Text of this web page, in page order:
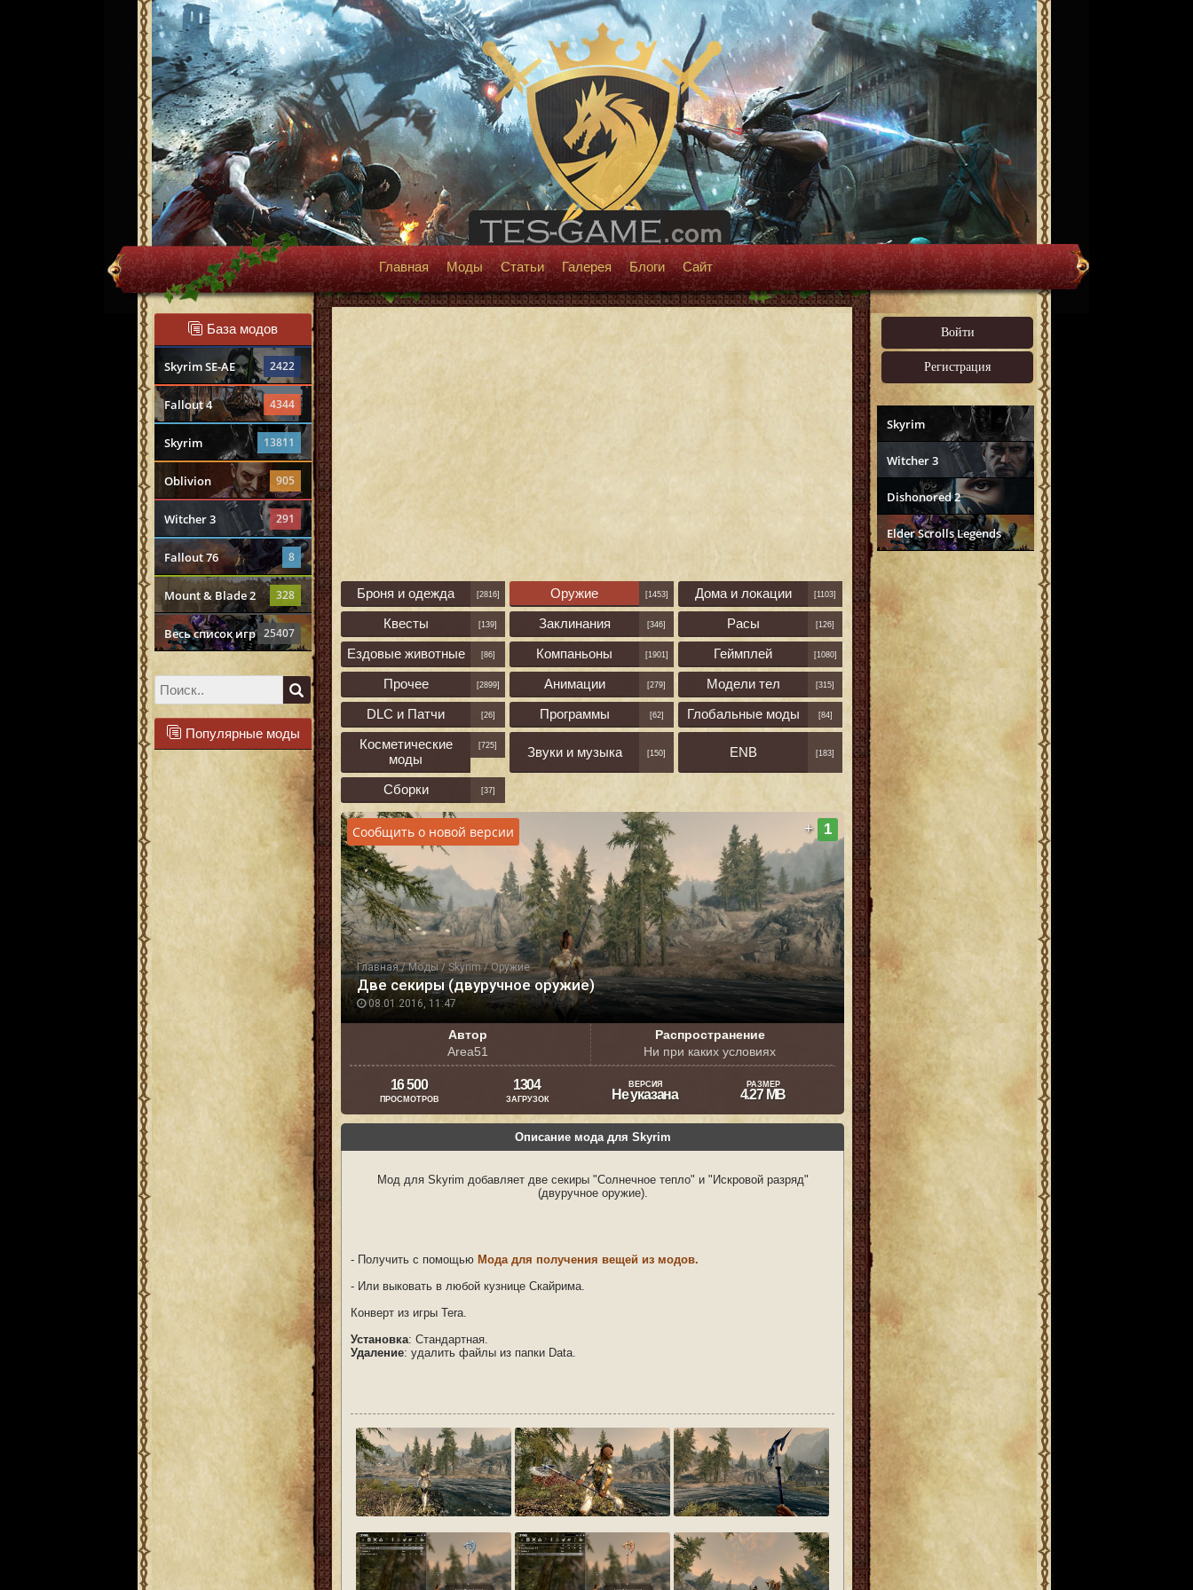
Главная Моды Статьи Галерея Блоги Сайт
База модов
Skyrim SE-AE 2422
Fallout 4 4344
Skyrim 13811
Oblivion 905
Witcher 3 291
Fallout 76 8
Mount & Blade 2 328
Весь список игр 25407
Популярные моды
Войти
Регистрация
Skyrim
Witcher 3
Dishonored 2
Elder Scrolls Legends
Броня и одежда [2816] Оружие [1453] Дома и локации [1103]
Квесты [139] Заклинания [346] Расы [126]
Ездовые животные [86] Компаньоны [1901] Геймплей [1080]
Прочее [2899] Анимации [279] Модели тел [315]
DLC и Патчи [26] Программы [62] Глобальные моды [84]
Косметические
моды
[725] Звуки и музыка [150] ENB [183]
Сборки [37]
Главная/Моды/Skyrim/Оружие
08.01.2016, 11:47
Две секиры (двуручное оружие)
Сообщить о новой версии + 1
Автор
Area51
Распространение
Ни при каких условиях
16 500
ПРОСМОТРОВ
1304
ЗАГРУЗОК
ВЕРСИЯ
Не указана
РАЗМЕР
4.27 MB
Описание мода для Skyrim
Мод для Skyrim добавляет две секиры "Солнечное тепло" и "Искровой разряд"
(двуручное оружие).
- Получить с помощью Мода для получения вещей из модов.
- Или выковать в любой кузнице Скайрима.
Конверт из игры Tera.
Установка: Стандартная.
Удаление: удалить файлы из папки Data.